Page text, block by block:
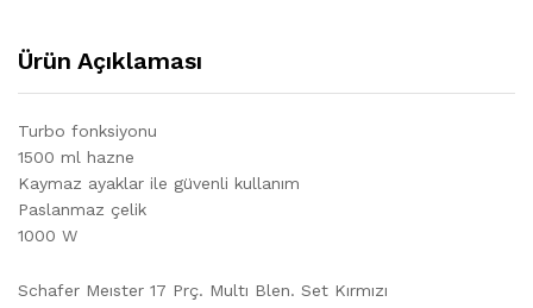
Ürün Açıklaması
Turbo fonksiyonu
1500 ml hazne
Kaymaz ayaklar ile güvenli kullanım
Paslanmaz çelik
1000 W
Schafer Meıster 17 Prç. Multı Blen. Set Kırmızı